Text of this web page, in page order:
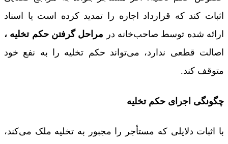
اثبات کند که قرارداد اجاره را تمدید کرده است یا اسناد
ارائه شده توسط صاحب‌خانه در مراحل گرفتن حکم تخلیه ،
اصالت قطعی ندارد، می‌تواند حکم تخلیه را به نفع خود
متوقف کند.
چگونگی اجرای حکم تخلیه
با اثبات دلایلی که مستأجر را مجبور به تخلیه ملک می‌کند،